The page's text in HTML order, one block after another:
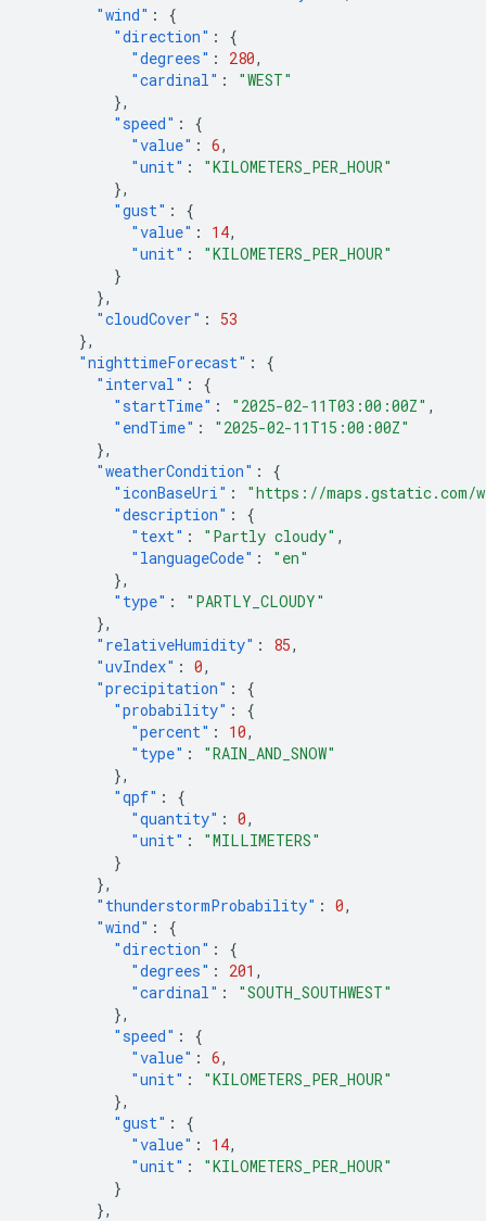
"wind" :
{
"direction" :
{
"degrees" : 280,
"cardinal" :
"WEST"
},
"speed" :
{
"value" : 6,
"unit" :
"KILOMETERS_PER_HOUR"
},
"gust" :
{
"value" : 14,
"unit" :
"KILOMETERS_PER_HOUR"
}
},
"cloudCover" :
53
},
"nighttimeForecast" :
{
"interval" :
{
"startTime" : "2025-02-11T03:00:00Z" ,
"endTime" :
"2025-02-11T15:00:00Z"
},
"weatherCondition" :
{
"iconBaseUri" :
"https://maps.gstatic.com/
"description" :
{
"text" : "Partly cloudy" ,
"languageCode" :
"en"
},
"type" :
"PARTLY_CLOUDY"
},
"relativeHumidity" : 85,
"uvIndex" : 0,
"precipitation" :
{
"probability" :
{
"percent" : 10,
"type" :
"RAIN_AND_SNOW"
},
"qpf" :
{
"quantity" : 0,
"unit" :
"MILLIMETERS"
}
},
"thunderstormProbability" : 0,
"wind" :
{
"direction" :
{
"degrees" : 201 ,
"cardinal" :
"SOUTH_SOUTHWEST"
},
"speed" :
{
"value" : 6,
"unit" :
"KILOMETERS_PER_HOUR"
},
"gust" :
{
"value" : 14,
"unit" :
"KILOMETERS_PER_HOUR"
}
},